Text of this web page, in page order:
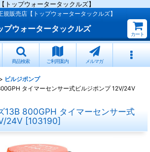
トップウォータータックルズ】
規販売店【トップウォータータックルズ】
プウォータータックルズ
カート
商品検索 ご利用案内 メルマガ
> ビルジポンプ
タイマーセンサー式ビルジポンプ 12V/24V
13B 800GPH タイマーセンサー式
24V [103190]